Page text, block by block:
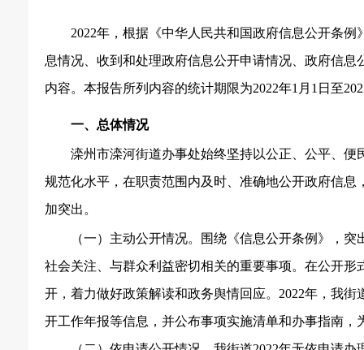
2022年，根据《中华人民共和国政府信息公开条例
息情况、收到和处理政府信息公开申请情况、政府信
内容。本报告所列内容的统计期限为2022年1月1日至202
一、总体情况
滦州市滦河街道办事处始终坚持以公正、公平、
规范化水平，在职责范围内及时、准确地公开政府信
加突出。
（一） 主动公开情况。围绕《信息公开条例》，
社会关注、与群众利益密切相关的重要事项。在公开
开，着力做好政策解读和政务舆情回应。 2022年，我街
开工作年报等信息，并公布事项实施清单和办事指南，